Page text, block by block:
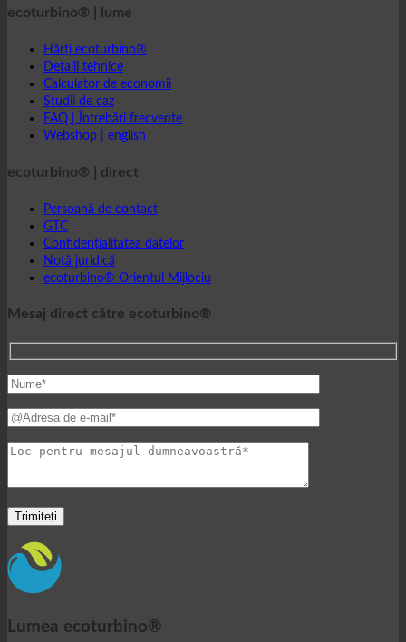
Hărți ecoturbino®
Detalii tehnice
Calculator de economii
Studii de caz
FAQ | Întrebări frecvente
Persoană de contact
GTC
Confidențialitatea datelor
Notă juridică